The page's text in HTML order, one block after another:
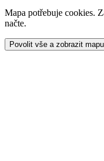
Mapa potřebuje cookies.
načte.
Povolit vše a zobrazit mapu